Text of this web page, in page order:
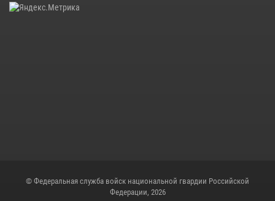
© Федеральная служба войск национальной гвардии Российской
Федерации, 2026